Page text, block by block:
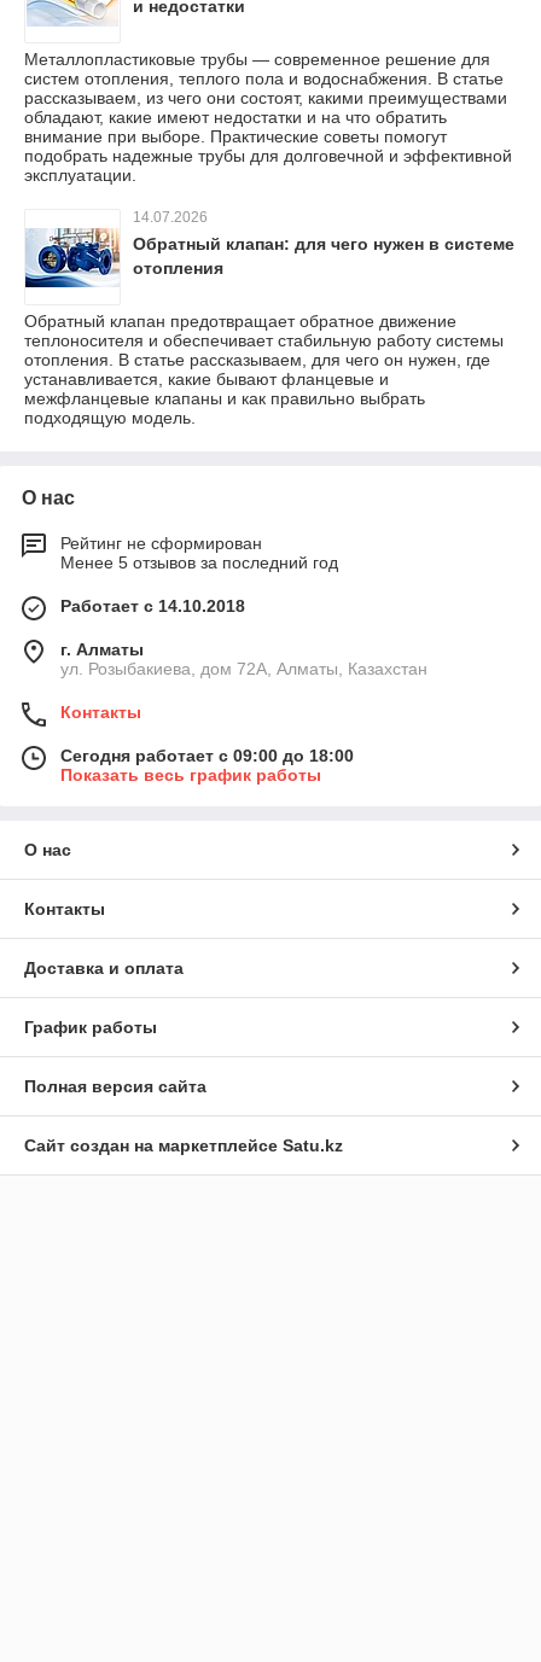
и недостатки
Металлопластиковые трубы — современное решение для
систем отопления, теплого пола и водоснабжения. В статье
рассказываем, из чего они состоят, какими преимуществами
обладают, какие имеют недостатки и на что обратить
внимание при выборе. Практические советы помогут
подобрать надежные трубы для долговечной и эффективной
эксплуатации.
14.07.2026
Обратный клапан: для чего нужен в системе
отопления
Обратный клапан предотвращает обратное движение
теплоносителя и обеспечивает стабильную работу системы
отопления. В статье рассказываем, для чего он нужен, где
устанавливается, какие бывают фланцевые и
межфланцевые клапаны и как правильно выбрать
подходящую модель.
О нас
Рейтинг не сформирован
Менее 5 отзывов за последний год
Работает с 14.10.2018
г. Алматы
ул. Розыбакиева, дом 72А, Алматы, Казахстан
Контакты
Сегодня работает с 09:00 до 18:00
Показать весь график работы
О нас
Контакты
Доставка и оплата
График работы
Полная версия сайта
Сайт создан на маркетплейсе Satu.kz